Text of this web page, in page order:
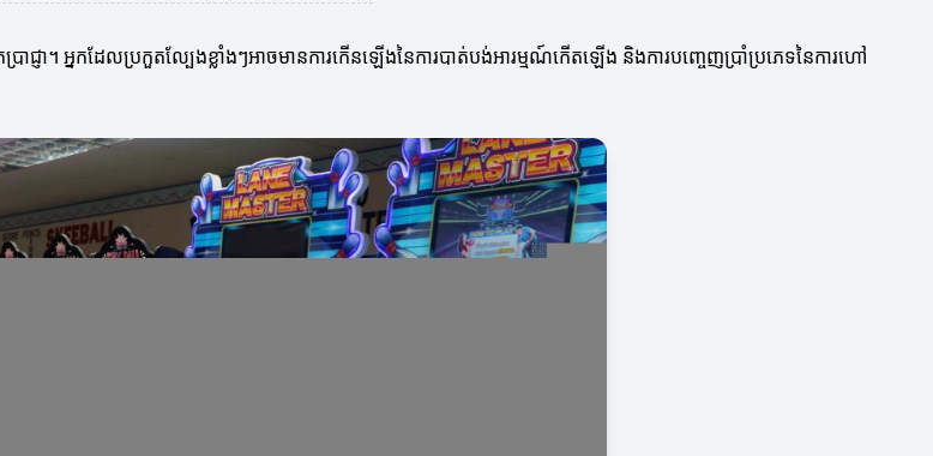
ជ្ញា។ អ្នកដែលប្រកួតល្បែងខ្លាំងៗអាចមានការកើនឡើងនៃការបាត់បង់អារម្មណ៍កើតឡើង និងការបញ្ចេញប្រាំប្រភេទនៃការហៅ